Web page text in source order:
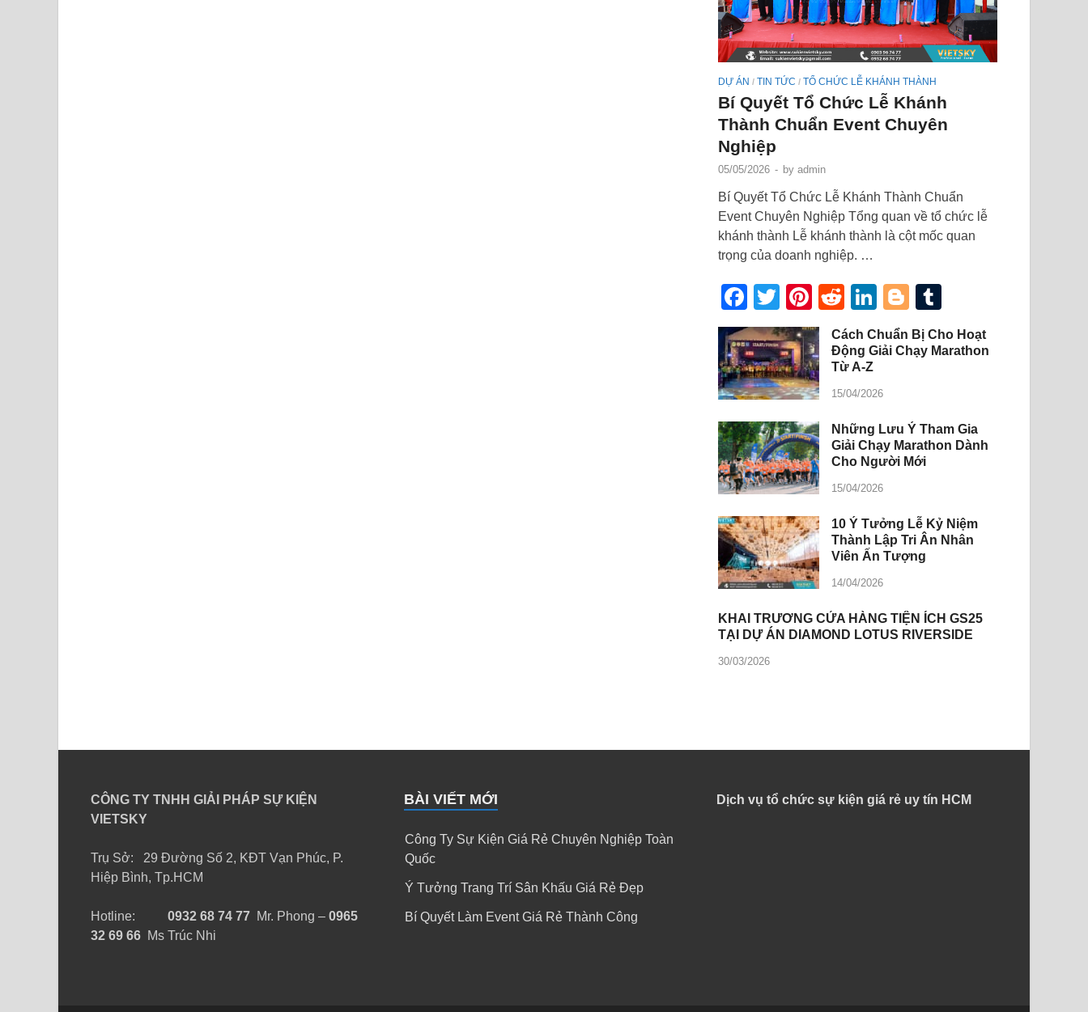
DỰ ÁN / TIN TỨC / TỔ CHỨC LỄ KHÁNH THÀNH
Bí Quyết Tổ Chức Lễ Khánh
Thành Chuẩn Event Chuyên
Nghiệp
05/05/2026 - byadmin
Bí Quyết Tổ Chức Lễ Khánh Thành Chuẩn
Event Chuyên Nghiệp Tổng quan về tổ chức lễ
khánh thành Lễ khánh thành là cột mốc quan
trọng của doanh nghiệp. …
Facebook
Twitter
Pinterest
RedditLinkedIn
Blogger
Cách Chuẩn Bị Cho Hoạt
Động Giải Chạy Marathon
Từ A-Z
15/04/2026
Những Lưu Ý Tham Gia
Giải Chạy Marathon Dành
Cho Người Mới
15/04/2026
10 Ý Tưởng Lễ Kỷ Niệm
Thành Lập Tri Ân Nhân
Viên Ấn Tượng
14/04/2026
KHAI TRƯƠNG CỬA HÀNG TIỆN ÍCH GS25
TẠI DỰ ÁN DIAMOND LOTUS RIVERSIDE
30/03/2026
CÔNG TY TNHH GIẢI PHÁP SỰ KIỆN
VIETSKY
Trụ Sở: 29 Đường Số 2, KĐT Vạn Phúc, P.
Hiệp Bình, Tp.HCM
Hotline: 0932 68 74 77 Mr. Phong – 0965
32 69 66 Ms Trúc Nhi
BÀI VIẾT MỚI
Công Ty Sự Kiện Giá Rẻ Chuyên Nghiệp Toàn
Quốc
Ý Tưởng Trang Trí Sân Khấu Giá Rẻ Đẹp
Bí Quyết Làm Event Giá Rẻ Thành Công
Dịch vụ tổ chức sự kiện giá rẻ uy tín HCM